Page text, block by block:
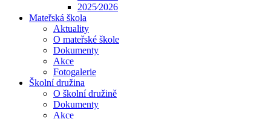
2025⁄2026
Mateřská škola
Aktuality
O mateřské škole
Dokumenty
Akce
Fotogalerie
Školní družina
O školní družině
Dokumenty
Akce